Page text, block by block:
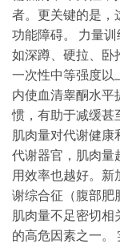
者。更关键的是，
功能障碍。 力量
如深蹲、硬拉、卧
一次性中等强度以
内使血清睾酮水平
惯，有助于减缓甚
肌肉量对代谢健康
代谢器官，肌肉量
用效率也越好。
谢综合征（腹部
肌肉量不足密切
的高危因素之一。